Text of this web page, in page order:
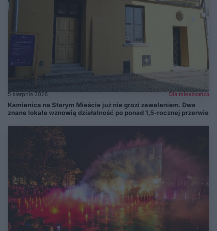
5 sierpnia 2026 Dla mieszkańca
Kamienica na Starym Mieście już nie grozi zawaleniem. Dwa
znane lokale wznowią działalność po ponad 1,5-rocznej przerwie